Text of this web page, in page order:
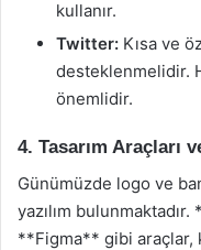
kullanır.
Twitter: Kısa ve
desteklenmelidir.
önemlidir.
4. Tasarım Araçları
Günümüzde logo ve
yazılım
**Figma** gibi araçlar,